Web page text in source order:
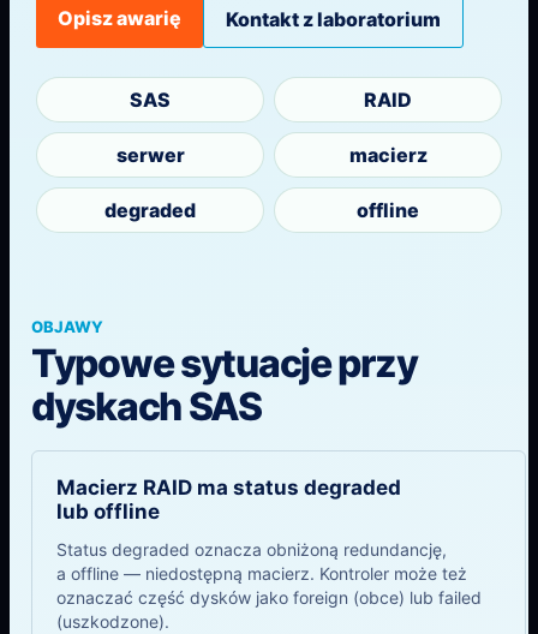
Opisz awarię Kontakt z laboratorium
SAS RAID
serwer macierz
degraded offline
OBJAWY
Typowe sytuacje przy
dyskach SAS
Macierz RAID ma status degraded
lub offline
Status degraded oznacza obniżoną redundancję,
a offline — niedostępną macierz. Kontroler może też
oznaczać część dysków jako foreign (obce) lub failed
(uszkodzone).